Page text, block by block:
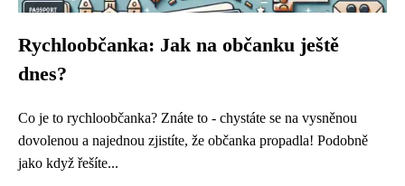
Rychloobčanka: Jak na občanku ještě
dnes?
Co je to rychloobčanka? Znáte to - chystáte se na vysněnou
dovolenou a najednou zjistíte, že občanka propadla! Podobně
jako když řešíte...